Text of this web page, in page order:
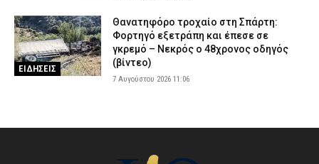
ΕΙΔΗΣΕΙΣ
Θανατηφόρο τροχαίο στη Σπάρτη:
Φορτηγό εξετράπη και έπεσε σε
γκρεμό – Νεκρός ο 48χρονος οδηγός
(βίντεο)
7 Αυγούστου 2026 11:06